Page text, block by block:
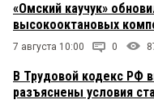
«Омский каучук»
высокооктановых
7 августа 10:00 0
В Трудовой кодекс РФ
разъяснены условия